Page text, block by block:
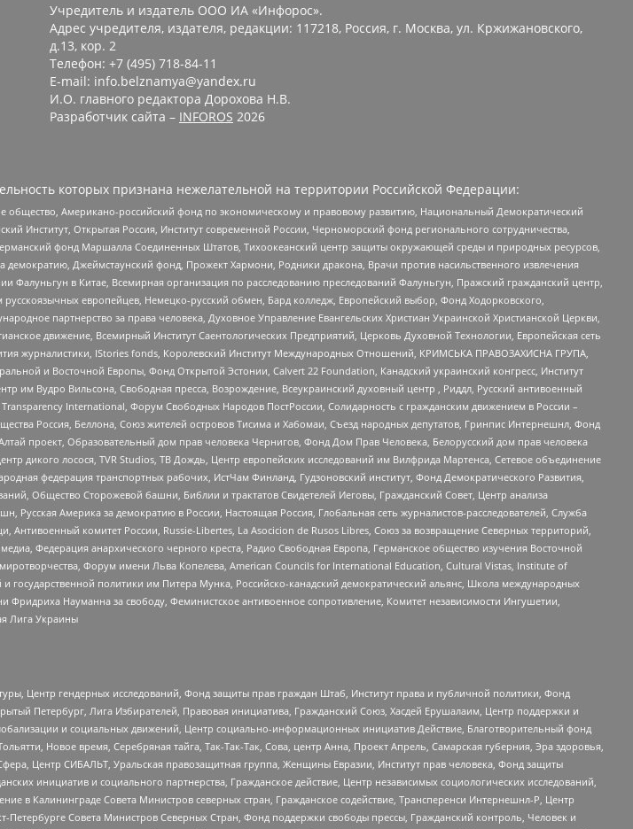
Учредитель и издатель ООО ИА «Инфорос».
Адрес учредителя, издателя, редакции: 117218, Россия, г. Москва, ул. Кржижановского,
д.13, кор. 2
Телефон: +7 (495) 718-84-11
E-mail: info.belznamya@yandex.ru
И.О. главного редактора Дорохова Н.В.
Разработчик сайта – INFOROS 2026
которых признана нежелательной на территории Российской Федерации:
Американо-российский фонд по экономическому и правовому развитию, Национальный Демократический
Институт, Открытая Россия, Институт современной России, Черноморский фонд регионального сотрудничества,
фонд Маршалла Соединенных Штатов, Тихоокеанский центр защиты окружающей среды и природных ресурсов,
Джеймстаунский фонд, Прожект Хармони, Родники дракона, Врачи против насильственного извлечения
в Китае, Всемирная организация по расследованию преследований Фалуньгун, Пражский гражданский центр,
европейцев, Немецко-русский обмен, Бард колледж, Европейский выбор, Фонд Ходорковского,
партнерство за права человека, Духовное Управление Евангельских Христиан Украинской Христианской Церкви,
движение, Всемирный Институт Саентологических Предприятий, Церковь Духовной Технологии, Европейская сеть
журналистики, IStories fonds, Королевский Институт Международных Отношений, КРИМСЬКА ПРАВОЗАХИСНА ГРУПА,
и Восточной Европы, Фонд Открытой Эстонии, Calvert 22 Foundation, Канадский украинский конгресс, Институт
Вудро Вильсона, Свободная пресса, Возрождение, Всеукраинский духовный центр , Риддл, Русский антивоенный
International, Форум Свободных Народов ПостРоссии, Солидарность с гражданским движением в России –
Россия, Беллона, Союз жителей островов Тисима и Хабомаи, Съезд народных депутатов, Гринпис Интернешнл, Фонд
проект, Образовательный дом прав человека Чернигов, Фонд Дом Прав Человека, Белорусский дом прав человека
дикого лосося, TVR Studios, ТВ Дождь, Центр европейских исследований им Вилфрида Мартенса, Сетевое объединение
федерация транспортных рабочих, ИстЧам Финланд, Гудзоновский институт, Фонд Демократического Развития,
Общество Сторожевой башни, Библии и трактатов Свидетелей Иеговы, Гражданский Совет, Центр анализа
Америка за демократию в России, Настоящая Россия, Глобальная сеть журналистов-расследователей, Служба
комитет России, Russie-Libertes, La Asocicion de Rusos Libres, Союз за возвращение Северных территорий,
Федерация анархического черного креста, Радио Свободная Европа, Германское общество изучения Восточной
Форум имени Льва Копелева, American Councils for International Education, Cultural Vistas, Institute of
политики им Питера Мунка, Российско-канадский демократический альянс, Школа международных
Науманна за свободу, Феминистское антивоенное сопротивление, Комитет независимости Ингушетии,
Лига Украины
Центр гендерных исследований, Фонд защиты прав граждан Штаб, Институт права и публичной политики, Фонд
Петербург, Лига Избирателей, Правовая инициатива, Гражданский Союз, Хасдей Ерушалаим, Центр поддержки и
и социальных движений, Центр социально-информационных инициатив Действие, Благотворительный фонд
Новое время, Серебряная тайга, Так-Так-Так, Сова, центр Анна, Проект Апрель, Самарская губерния, Эра здоровья,
Центр СИБАЛЬТ, Уральская правозащитная группа, Женщины Евразии, Институт прав человека, Фонд защиты
инициатив и социального партнерства, Гражданское действие, Центр независимых социологических исследований,
Калининграде Совета Министров северных стран, Гражданское содействие, Трансперенси Интернешнл-Р, Центр
Совета Министров Северных Стран, Фонд поддержки свободы прессы, Гражданский контроль, Человек и